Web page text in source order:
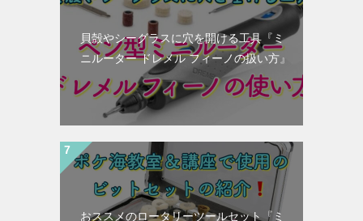
貝殻やシーグラスに穴を開ける工具『ミ
ニルーター ドレメル フィーノの扱い方』
おススメのロータリーツールセット『ミ